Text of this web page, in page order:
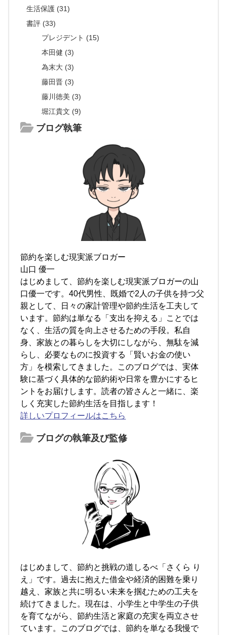
生活保護 (31)
書評 (33)
プレジデント (15)
本田健 (3)
為末大 (3)
藤田晋 (3)
藤川徳美 (3)
堀江貴文 (9)
ブログ執筆
節約を楽しむ現実派ブロガー
山口 優一
はじめまして、節約を楽しむ現実派ブロガーの山
口優一です。40代男性、既婚で2人の子供を持つ父
親として、日々の家計管理や節約生活を工夫して
います。節約は単なる「支出を抑える」ことでは
なく、生活の質を向上させるための手段。私自
身、家族との暮らしを大切にしながら、無駄を減
らし、必要なものに投資する「賢いお金の使い
方」を模索してきました。このブログでは、実体
験に基づく具体的な節約術や日常を豊かにするヒ
ントをお届けします。読者の皆さんと一緒に、楽
しく充実した節約生活を目指します！
詳しいプロフィールはこちら
ブログの執筆及び監修
はじめまして、節約と挑戦の道しるべ「さくら り
え」です。過去に抱えた借金や経済的困難を乗り
越え、家族と共に明るい未来を掴むための工夫を
続けてきました。現在は、小学生と中学生の子供
を育てながら、節約生活と家庭の充実を両立させ
ています。このブログでは、節約を単なる我慢で